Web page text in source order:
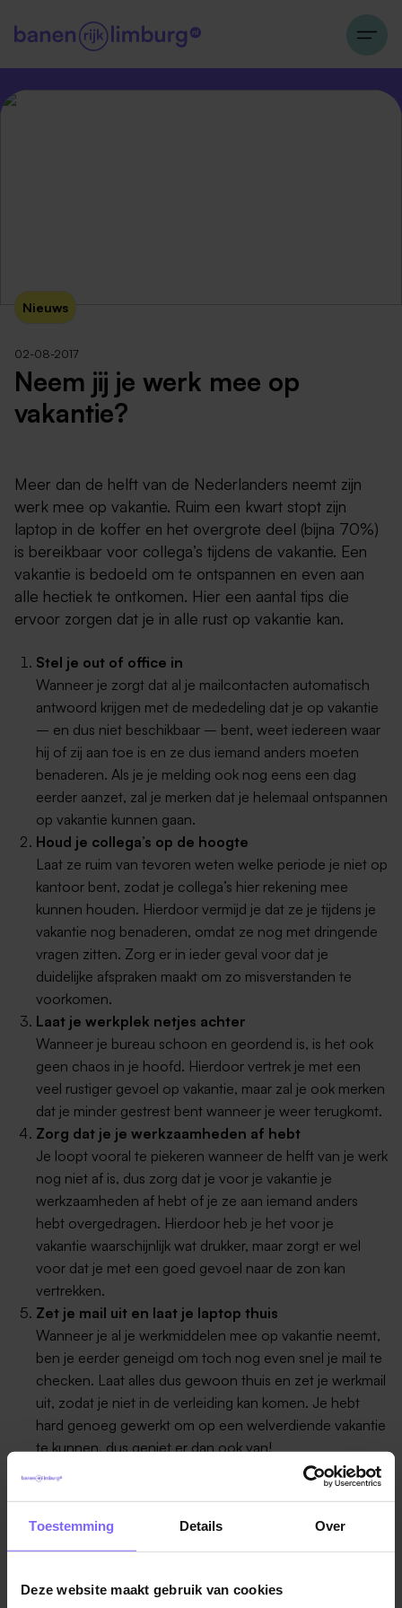
Toestemming Details Over
Deze website maakt gebruik van cookies
Nieuws
02-08-2017
Neem jij je werk mee op
vakantie?
Meer dan de helft van de Nederlanders neemt zijn
werk mee op vakantie. Ruim een kwart stopt zijn
laptop in de koffer en het overgrote deel (bijna 70%)
is bereikbaar voor collega’s tijdens de vakantie. Een
vakantie is bedoeld om te ontspannen en even aan
alle hectiek te ontkomen. Hier een aantal tips die
ervoor zorgen dat je in alle rust op vakantie kan.
Stel je out of office in
Wanneer je zorgt dat al je mailcontacten automatisch
antwoord krijgen met de mededeling dat je op vakantie
– en dus niet beschikbaar – bent, weet iedereen waar
hij of zij aan toe is en ze dus iemand anders moeten
benaderen. Als je je melding ook nog eens een dag
eerder aanzet, zal je merken dat je helemaal ontspannen
op vakantie kunnen gaan.
Houd je collega’s op de hoogte
Laat ze ruim van tevoren weten welke periode je niet op
kantoor bent, zodat je collega’s hier rekening mee
kunnen houden. Hierdoor vermijd je dat ze je tijdens je
vakantie nog benaderen, omdat ze nog met dringende
vragen zitten. Zorg er in ieder geval voor dat je
duidelijke afspraken maakt om zo misverstanden te
voorkomen.
Laat je werkplek netjes achter
Wanneer je bureau schoon en geordend is, is het ook
geen chaos in je hoofd. Hierdoor vertrek je met een
veel rustiger gevoel op vakantie, maar zal je ook merken
dat je minder gestrest bent wanneer je weer terugkomt.
Zorg dat je je werkzaamheden af hebt
Je loopt vooral te piekeren wanneer de helft van je werk
nog niet af is, dus zorg dat je voor je vakantie je
werkzaamheden af hebt of je ze aan iemand anders
hebt overgedragen. Hierdoor heb je het voor je
vakantie waarschijnlijk wat drukker, maar zorgt er wel
voor dat je met een goed gevoel naar de zon kan
vertrekken.
Zet je mail uit en laat je laptop thuis
Wanneer je al je werkmiddelen mee op vakantie neemt,
ben je eerder geneigd om toch nog even snel je mail te
checken. Laat alles dus gewoon thuis en zet je werkmail
uit, zodat je niet in de verleiding kan komen. Je hebt
hard genoeg gewerkt om op een welverdiende vakantie
te kunnen, dus geniet er dan ook van!
En als je écht bereikbaar moet zijn, beperk je dan tot